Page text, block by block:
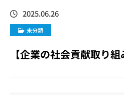
2025.06.26
未分類
【企業の社会貢献取り